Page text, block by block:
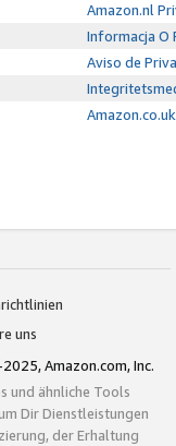
Amazon.nl
Informacja O
Aviso de
uns
Amazon.com, Inc.
und ähnliche Tools
Dir Dienstleistungen
der Erhaltung